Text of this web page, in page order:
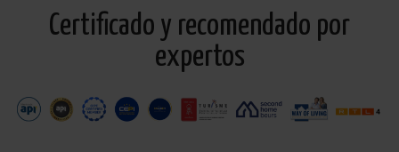
Certificado y recomendado por
expertos